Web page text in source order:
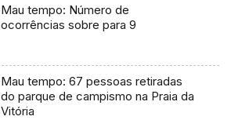
Mau tempo: Número de
ocorrências sobre para 9
Mau tempo: 67 pessoas retiradas
do parque de campismo na Praia da
Vitória